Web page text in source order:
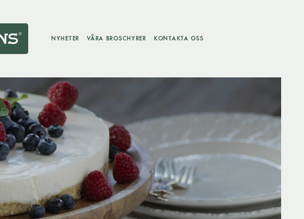
NYHETER VÅRA BROSCHYRER KONTAKTA OSS